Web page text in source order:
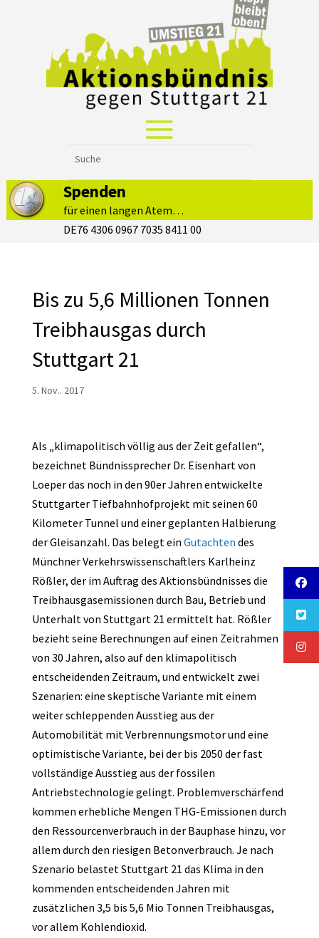
Spenden
für einen langen Atem…
DE76 4306 0967 7035 8411 00
Bis zu 5,6 Millionen Tonnen
Treibhausgas durch
Stuttgart 21
5. Nov.. 2017
Als „klimapolitisch völlig aus der Zeit gefallen“,
bezeichnet Bündnissprecher Dr. Eisenhart von
Loeper das noch in den 90er Jahren entwickelte
Stuttgarter Tiefbahnhofprojekt mit seinen 60
Kilometer Tunnel und einer geplanten Halbierung
der Gleisanzahl. Das belegt ein Gutachten des
Münchner Verkehrswissenschaftlers Karlheinz
Rößler, der im Auftrag des Aktionsbündnisses die
Treibhausgasemissionen durch Bau, Betrieb und
Unterhalt von Stuttgart 21 ermittelt hat. Rößler
bezieht seine Berechnungen auf einen Zeitrahmen
von 30 Jahren, also auf den klimapolitisch
entscheidenden Zeitraum, und entwickelt zwei
Szenarien: eine skeptische Variante mit einem
weiter schleppenden Ausstieg aus der
Automobilität mit Verbrennungsmotor und eine
optimistische Variante, bei der bis 2050 der fast
vollständige Ausstieg aus der fossilen
Antriebstechnologie gelingt. Problemverschärfend
kommen erhebliche Mengen THG-Emissionen durch
den Ressourcenverbrauch in der Bauphase hinzu, vor
allem durch den riesigen Betonverbrauch. Je nach
Szenario belastet Stuttgart 21 das Klima in den
kommenden entscheidenden Jahren mit
zusätzlichen 3,5 bis 5,6 Mio Tonnen Treibhausgas,
vor allem Kohlendioxid.